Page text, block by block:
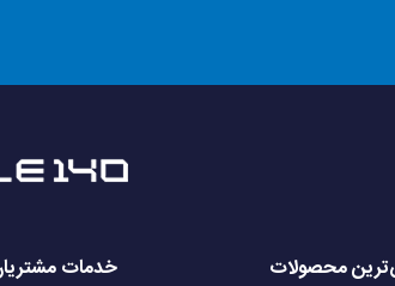
محصولات خدمات